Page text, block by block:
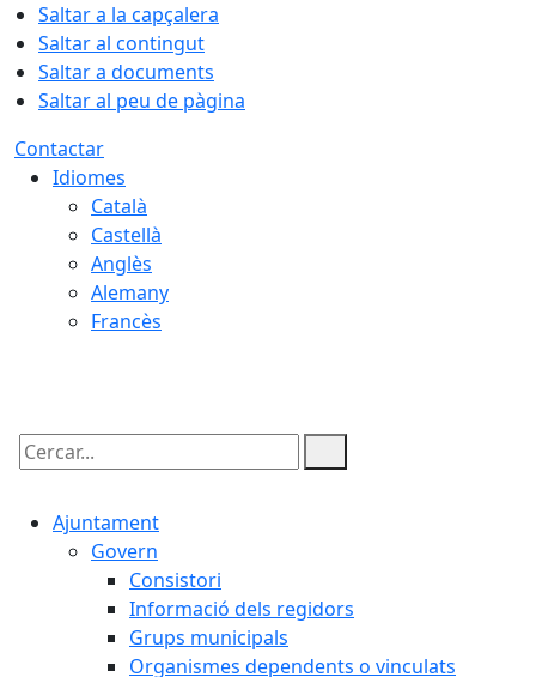
Saltar a la capçalera
Saltar al contingut
Saltar a documents
Saltar al peu de pàgina
Contactar
Idiomes
Català
Castellà
Anglès
Alemany
Francès
Cercar:
Ajuntament
Govern
Consistori
Informació dels regidors
Grups municipals
Organismes dependents o vinculats